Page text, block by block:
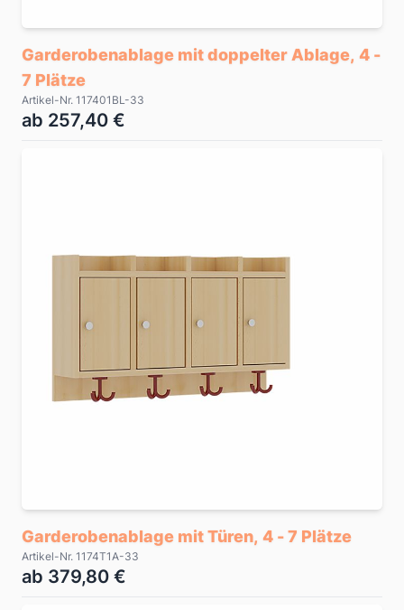
Garderobenablage mit doppelter Ablage, 4 -
7 Plätze
Artikel-Nr. 117401BL-33
ab 257,40 €
Garderobenablage mit Türen, 4 - 7 Plätze
Artikel-Nr. 1174T1A-33
ab 379,80 €